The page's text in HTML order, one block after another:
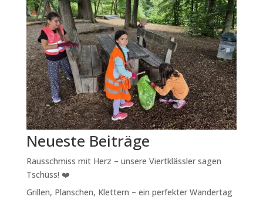
Neueste Beiträge
Rausschmiss mit Herz – unsere Viertklässler sagen
Tschüss! ❤️
Grillen, Planschen, Klettern – ein perfekter Wandertag